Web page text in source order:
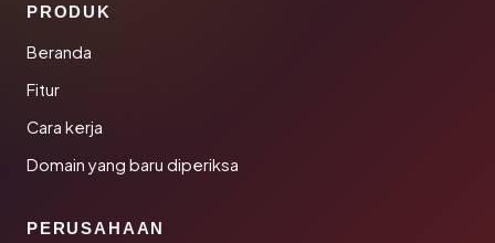
PRODUK
Beranda
Fitur
Cara kerja
Domain yang baru diperiksa
PERUSAHAAN